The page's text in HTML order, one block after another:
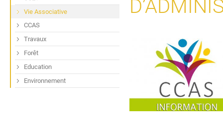
Vie Associative
CCAS
Travaux
Forêt
Education
Environnement